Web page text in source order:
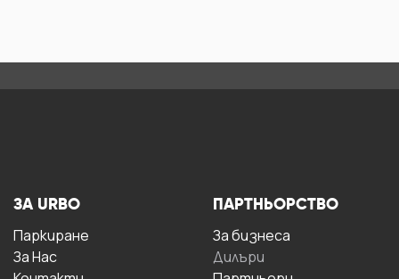
ЗА URBO
Паркиране
За Hас
ПАРТНЬОРСТВО
За бизнесa
Дилъри